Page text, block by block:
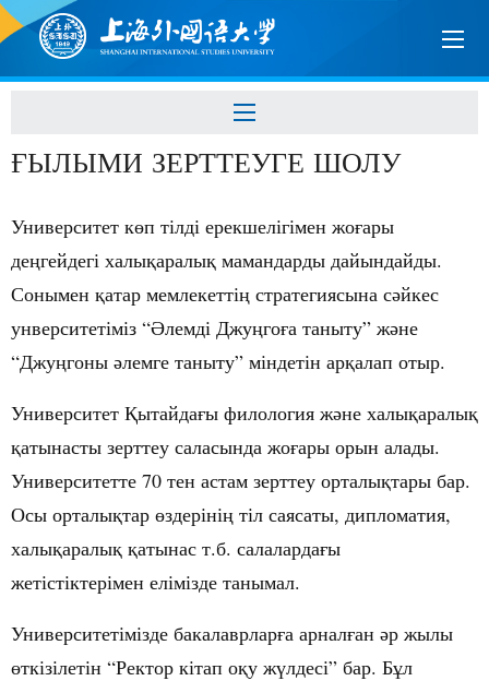
ҒЫЛЫМИ ЗЕРТТЕУГЕ ШОЛУ
Университет көп тілді ерекшелігімен жоғары
деңгейдегі халықаралық мамандарды дайындайды.
Сонымен қатар мемлекеттің стратегиясына сәйкес
унверситетіміз “Әлемді Джуңгоға таныту” және
“Джуңгоны әлемге таныту” міндетін арқалап отыр.
Университет Қытайдағы филология және халықаралық
қатынасты зерттеу саласында жоғары орын алады.
Университетте 70 тен астам зерттеу орталықтары бар.
Осы орталықтар өздерінің тіл саясаты, дипломатия,
халықаралық қатынас т.б. салалардағы
жетістіктерімен елімізде танымал.
Университетімізде бакалаврларға арналған әр жылы
өткізілетін “Ректор кітап оқу жүлдесі” бар. Бұл